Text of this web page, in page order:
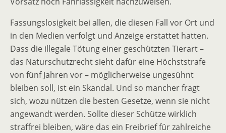
Fassungslosigkeit bei allen, die diesen Fall vor Ort und
in den Medien verfolgt und Anzeige erstattet hatten.
Dass die illegale Tötung einer geschützten Tierart –
das Naturschutzrecht sieht dafür eine Höchststrafe
von fünf Jahren vor – möglicherweise ungesühnt
bleiben soll, ist ein Skandal. Und so mancher fragt
sich, wozu nützen die besten Gesetze, wenn sie nicht
angewandt werden. Sollte dieser Schütze wirklich
straffrei bleiben, wäre das ein Freibrief für zahlreiche